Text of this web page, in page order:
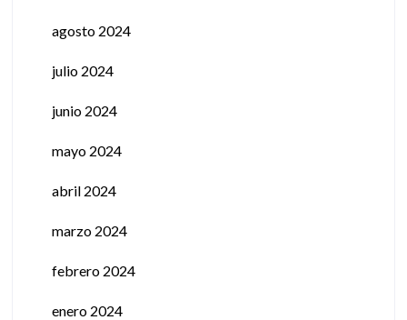
agosto 2024
julio 2024
junio 2024
mayo 2024
abril 2024
marzo 2024
febrero 2024
enero 2024